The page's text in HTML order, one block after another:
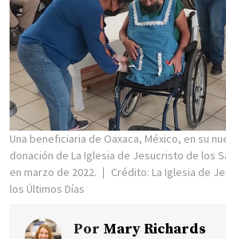
Una beneficiaria de Oaxaca, México, en su
donación de La Iglesia de Jesucristo de los
en marzo de 2022.
Crédito: La Iglesia de
los Últimos Días
Por Mary Richards